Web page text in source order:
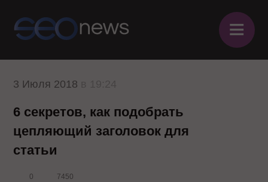
≡
3 Июля 2018
6 секретов, как подобрать
цепляющий заголовок для
статьи
0 7450